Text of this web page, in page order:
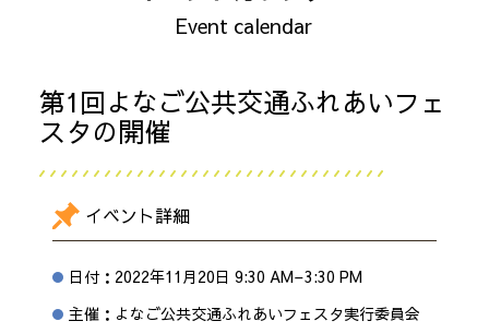
Event calendar
第1回よなご公共交通ふれあいフェ
スタの開催
イベント詳細
日付： 2022年11月20日 9:30 AM–3:30 PM
主催：よなご公共交通ふれあいフェスタ実行委員会